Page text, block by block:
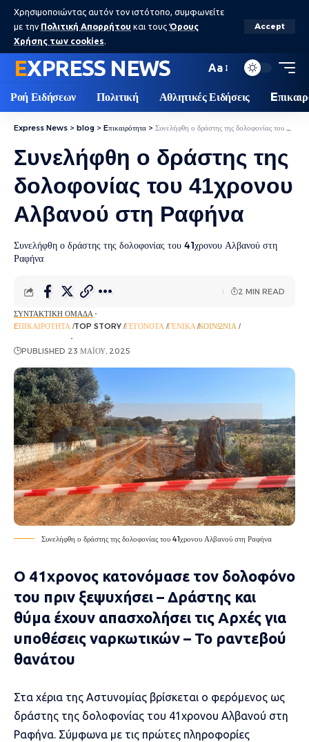
Χρησιμοποιώντας αυτόν τον ιστότοπο, συμφωνείτε
με την Πολιτική Απορρήτου και τους Όρους
Χρήσης των cookies.
Accept
EXPRESS NEWS Aa
Ροή Ειδήσεων Πολιτική Αθλητικές Ειδήσεις
Express News > blog > Eπικαιρότητα > Συνελήφθη ο δράστης της δολοφονίας του 41χρονου Αλβανού στη Ραφήνα
Συνελήφθη ο δράστης της
δολοφονίας του 41χρονου
Αλβανού στη Ραφήνα
Συνελήφθη ο δράστης της δολοφονίας του 41χρονου Αλβανού στη
Ραφήνα
ΣΥΝΤΑΚΤΙΚΉ ΟΜΆΔΑ
EΠΙΚΑΙΡΌΤΗΤΑ TOP STORY ΓΕΓΟΝΌΤΑ ΓΕΝΙΚΆ ΚΟΙΝΩΝΊΑ
PUBLISHED 23 ΜΑΪ́ΟΥ, 2025
2 MIN READ
Συνελήφθη ο δράστης της δολοφονίας του 41χρονου Αλβανού στη Ραφήνα
Ο 41χρονος κατονόμασε τον δολοφόνο
του πριν ξεψυχήσει – Δράστης και
θύμα έχουν απασχολήσει τις Αρχές για
υποθέσεις ναρκωτικών – Το ραντεβού
θανάτου
Στα χέρια της Αστυνομίας βρίσκεται ο φερόμενος ως
δράστης της δολοφονίας του 41χρονου Αλβανού στη
Ραφήνα. Σύμφωνα με τις πρώτες πληροφορίες